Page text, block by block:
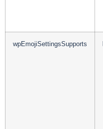
wpEmojiSettingsSupports